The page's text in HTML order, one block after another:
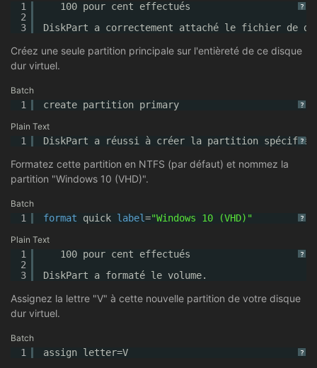
?
1
2
3
100 pour cent effectués
DiskPart a correctement attaché le fichier de
Créez une seule partition principale sur l'entièreté de ce disque
dur virtuel.
Batch
?
1 create partition primary
Plain Text
?
1 DiskPart a réussi à créer la partition
Formatez cette partition en NTFS (par défaut) et nommez la
partition "Windows 10 (VHD)".
Batch
?
1 format quick label="Windows 10 (VHD)"
Plain Text
?
1
2
3
100 pour cent effectués
DiskPart a formaté le volume.
Assignez la lettre "V" à cette nouvelle partition de votre disque
dur virtuel.
Batch
?
1 assign letter=V